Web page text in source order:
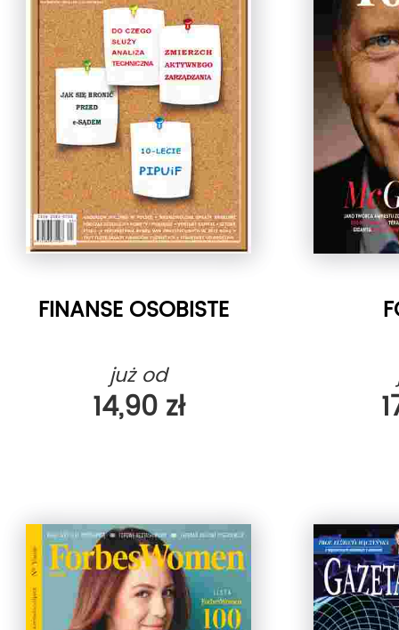
FINANSE OSOBISTE
już od
14,90 zł